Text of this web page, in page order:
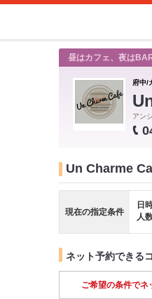
昼はカフェ、夜は
府中/
アン
Un Charme
現在の指定条件
日
人
ネット予約できる
ご希望の条件で